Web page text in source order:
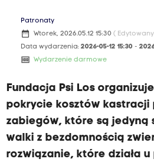
Patronaty
date_range Wtorek, 2026.05.12 15:30 ( Edytowany
Data wydarzenia: 2026-05-12 15:30-
money Wydarzenie darmowe
Fundacja Psi Los
pokrycie kosztów kastracji
zabiegów, które są jedyną
walki z bezdomnością
rozwiązanie, które działa